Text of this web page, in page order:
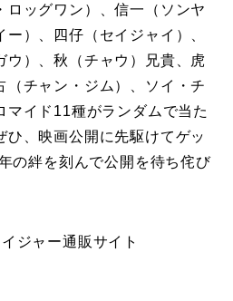
ロッグワン）、信一（ソンヤ
）、四仔（セイジャイ）、
ウ）、秋（チャウ）兄貴、虎
（チャン・ジム）、ソイ・チ
マイド11種がランダムで当た
ひ、映画公開に先駆けてゲッ
の絆を刻んで公開を待ち侘び
ジャー通販サイト